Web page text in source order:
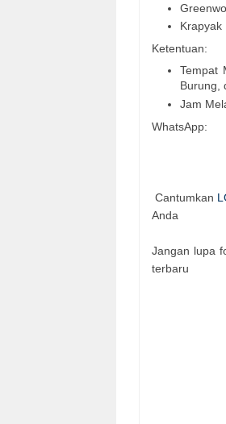
Krapyak
Ketentuan:
Tempat
Burung,
Jam
WhatsApp:
Cantumkan
Anda
Jangan lupa
terbaru